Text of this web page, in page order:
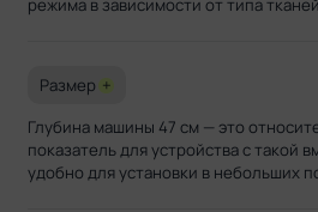
режима в зависимости от типа
Размер +
Глубина машины 47 см — это
показатель для устройства с такой
удобно для установки в небольших